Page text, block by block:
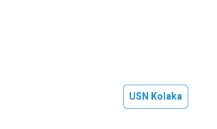
USN Kolaka